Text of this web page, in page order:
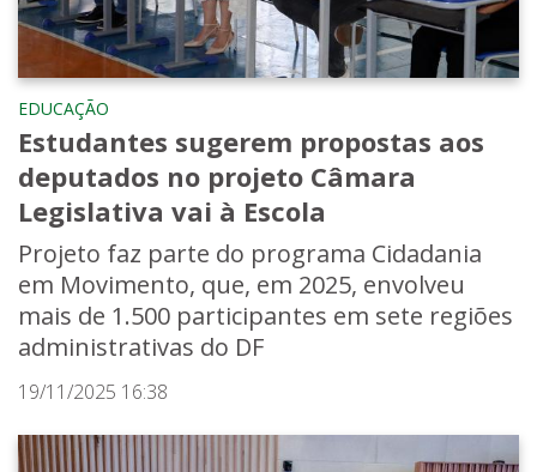
EDUCAÇÃO
Estudantes sugerem propostas aos
deputados no projeto Câmara
Legislativa vai à Escola
Projeto faz parte do programa Cidadania
em Movimento, que, em 2025, envolveu
mais de 1.500 participantes em sete regiões
administrativas do DF
19/11/2025 16:38